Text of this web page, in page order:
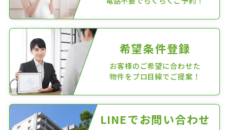
希望条件登録
お客様のご希望に合わせた
物件をプロ目線でご提案！
LINEでお問い合わせ